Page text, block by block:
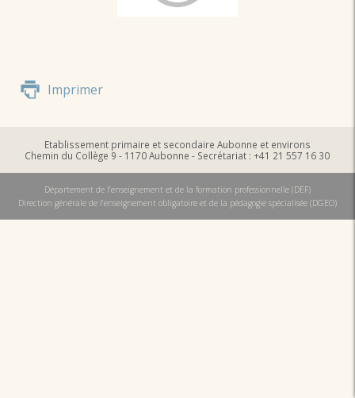
Imprimer
Etablissement primaire et secondaire Aubonne et environs
Chemin du Collège 9 - 1170 Aubonne - Secrétariat : +41 21 557 16 30
Département de l'enseignement et de la formation professionnelle (DEF)
Direction générale de l'enseignement obligatoire et de la pédagogie spécialisée (DGEO)